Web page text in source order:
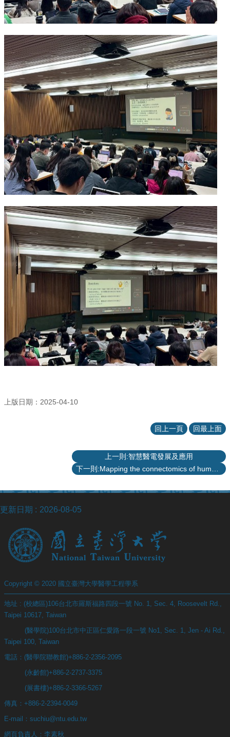
公
告
事
項
關
於
醫
工
課
程
教
學
招
生
訊
醫
工
研
究
網
源
上版日期：2025-04-10
回上一頁 回最上面
上一則:智慧醫電發展及應用
更新日期 2026-08-05
Copyright © 2020 國立臺灣大學醫學工程學系
地址 : (校總區)106台北市羅斯福路四段一號 No. 1, Sec. 4, Roosevelt Rd.,
Taipei 10617, Taiwan
(醫學院)100台北市中正區仁愛路一段一號 No1, Sec. 1, Jen - Ai Rd.,
Taipei 100, Taiwan
電話：(醫學院聯教館)+886-2-2356-2095
(永齡館)+886-2-2737-3375
(展書樓)+886-2-3366-5267
傳真：+886-2-2394-0049
E-mail：suchiu@ntu.edu.tw
網頁負責人：李素秋